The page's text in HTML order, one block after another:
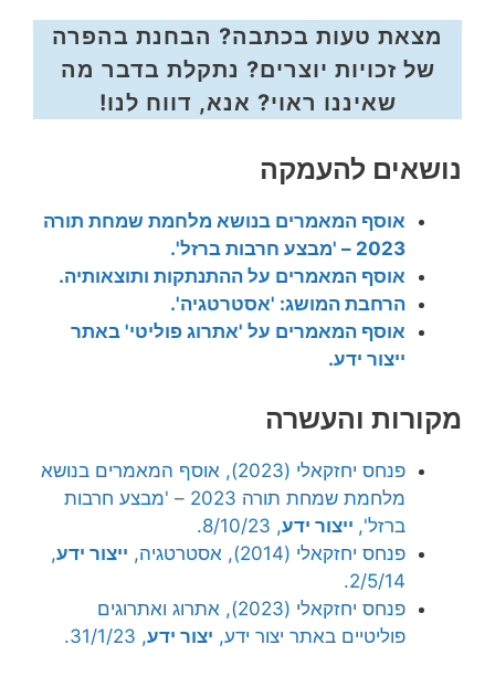
מצאת טעות בכתבה? הבחנת בהפרה
של זכויות יוצרים? נתקלת בדבר מה
שאיננו ראוי? אנא, דווח לנו!
נושאים להעמקה
אוסף המאמרים בנושא מלחמת שמחת תורה
2023 – 'מבצע חרבות ברזל'.
אוסף המאמרים על ההתנתקות ותוצאותיה.
הרחבת המושג: 'אסטרטגיה'.
אוסף המאמרים על 'אתרוג פוליטי' באתר
ייצור ידע.
מקורות והעשרה
פנחס יחזקאלי (2023), אוסף המאמרים בנושא
מלחמת שמחת תורה 2023 – 'מבצע חרבות
ברזל', ייצור ידע, 8/10/23.
פנחס יחזקאלי (2014), אסטרטגיה,
ייצור ידע,
2/5/14.
פנחס יחזקאלי (2023), אתרוג ואתרוגים
פוליטיים באתר יצור ידע, יצור ידע, 31/1/23.